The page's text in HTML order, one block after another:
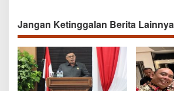
Jangan Ketinggalan Berita Lainnya